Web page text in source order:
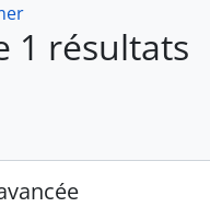
1 résultats